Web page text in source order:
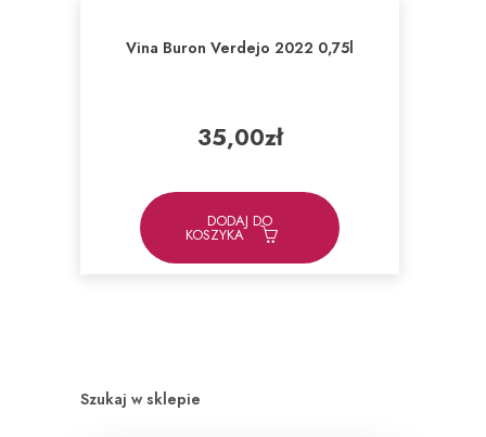
Vina Buron Verdejo 2022 0,75l
35,00zł
DODAJ DO
KOSZYKA
Szukaj w sklepie